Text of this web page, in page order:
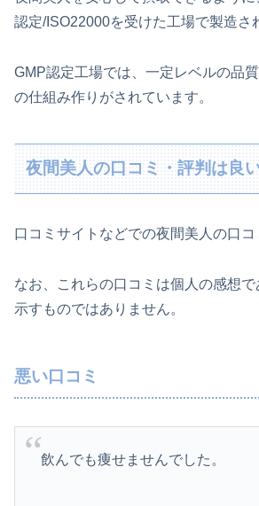
認定/ISO22000を受けた工場で製造さ
GMP認定工場では、一定レベルの品
の仕組み作りがされています。
夜間美人の口コミ・評判は良
口コミサイトなどでの夜間美人の口コ
なお、これらの口コミは個人の感想
示すものではありません。
悪い口コミ
飲んでも痩せませんでした。